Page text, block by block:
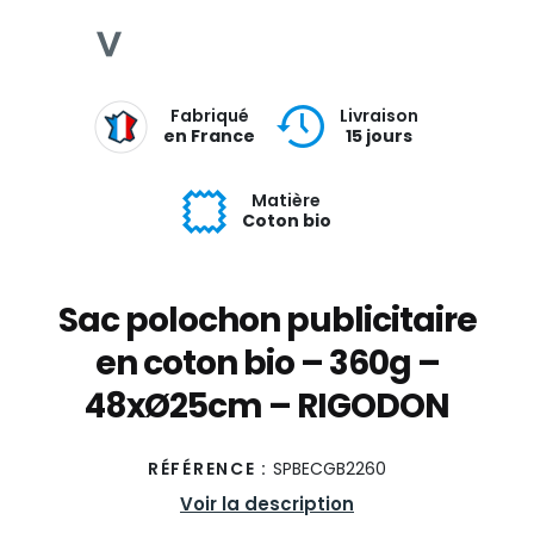
Fabriqué
en France
Livraison
15 jours
Matière
Coton bio
Sac polochon publicitaire
en coton bio – 360g –
48xØ25cm – RIGODON
RÉFÉRENCE : SPBECGB2260
Voir la description